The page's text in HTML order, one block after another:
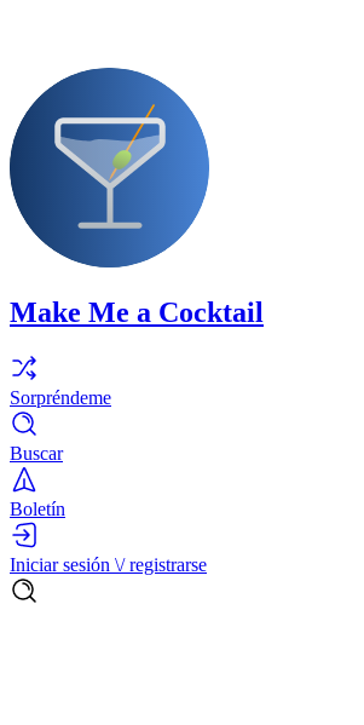
Make Me a Cocktail
Sorpréndeme
Buscar
Boletín
Iniciar sesión \/ registrarse